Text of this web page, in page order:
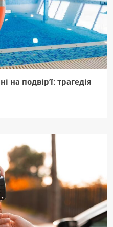
на подвір’ї: трагедія